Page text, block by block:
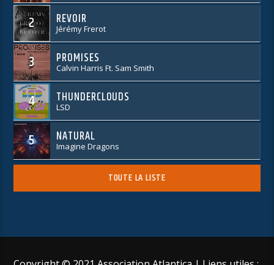
2 REVOIR
Jérémy Frerot
3 PROMISES
Calvin Harris Ft. Sam Smith
4 THUNDERCLOUDS
LSD
5 NATURAL
Imagine Dragons
TOUTE LA LISTE